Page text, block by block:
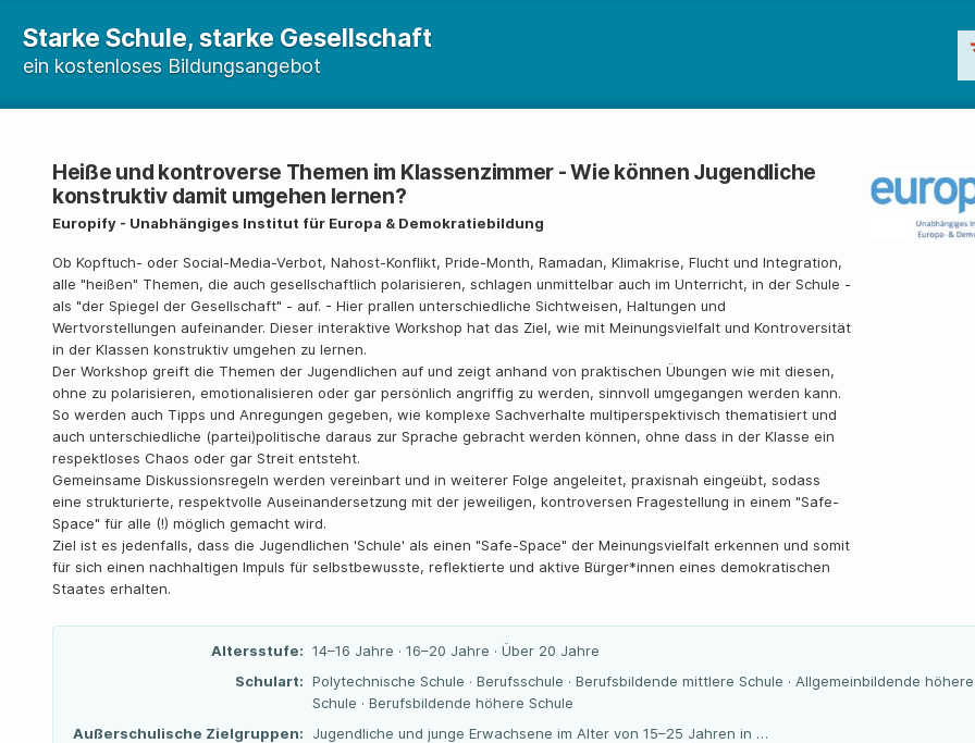
Starke Schule, starke Gesellschaft
ein kostenloses Bildungsangebot
Heiße und kontroverse Themen im Klassenzimmer - Wie können Jugendliche
konstruktiv damit umgehen lernen?
Europify - Unabhängiges Institut für Europa & Demokratiebildung
Ob Kopftuch- oder Social-Media-Verbot, Nahost-Konflikt, Pride-Month, Ramadan, Klimakrise, Flucht und Integration,
alle "heißen" Themen, die auch gesellschaftlich polarisieren, schlagen unmittelbar auch im Unterricht, in der Schule -
als "der Spiegel der Gesellschaft" - auf. - Hier prallen unterschiedliche Sichtweisen, Haltungen und
Wertvorstellungen aufeinander. Dieser interaktive Workshop hat das Ziel, wie mit Meinungsvielfalt und Kontroversität
in der Klassen konstruktiv umgehen zu lernen.
Der Workshop greift die Themen der Jugendlichen auf und zeigt anhand von praktischen Übungen wie mit diesen,
ohne zu polarisieren, emotionalisieren oder gar persönlich angriffig zu werden, sinnvoll umgegangen werden kann.
So werden auch Tipps und Anregungen gegeben, wie komplexe Sachverhalte multiperspektivisch thematisiert und
auch unterschiedliche (partei)politische daraus zur Sprache gebracht werden können, ohne dass in der Klasse ein
respektloses Chaos oder gar Streit entsteht.
Gemeinsame Diskussionsregeln werden vereinbart und in weiterer Folge angeleitet, praxisnah eingeübt, sodass
eine strukturierte, respektvolle Auseinandersetzung mit der jeweiligen, kontroversen Fragestellung in einem "Safe-
Space" für alle (!) möglich gemacht wird.
Ziel ist es jedenfalls, dass die Jugendlichen 'Schule' als einen "Safe-Space" der Meinungsvielfalt erkennen und somit
für sich einen nachhaltigen Impuls für selbstbewusste, reflektierte und aktive Bürger*innen eines demokratischen
Staates erhalten.
Altersstufe: 14–16 Jahre · 16–20 Jahre · Über 20 Jahre
Schulart: Polytechnische Schule · Berufsschule · Berufsbildende mittlere Schule · Allgemeinbildende höhere
Schule · Berufsbildende höhere Schule
Außerschulische Zielgruppen:
Jugendliche und junge Erwachsene im Alter von 15–25 Jahren in …